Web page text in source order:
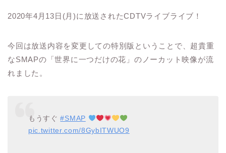
2020年4月13日(月)に放送されたCDTVライブライブ！
今回は放送内容を変更しての特別版ということで、超貴重
なSMAPの「世界に一つだけの花」のノーカット映像が流
れました。
もうすぐ#SMAP
pic.twitter.com/8GybITWUO9